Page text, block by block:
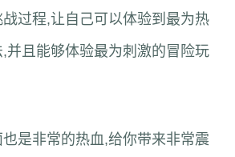
过程,让自己可以体验到最为热
,并且能够体验最为刺激的冒险玩
是非常的热血,给你带来非常震